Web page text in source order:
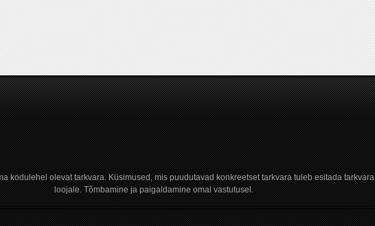
kodulehel olevat tarkvara. Küsimused, mis puudutavad konkreetset tarkvara tuleb esitada tarkvara
loojale. Tõmbamine ja paigaldamine omal vastutusel.